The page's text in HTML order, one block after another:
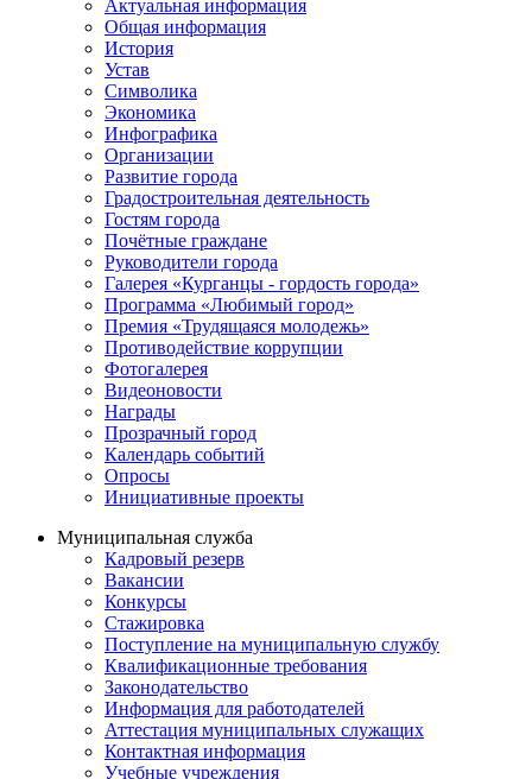
Актуальная информация
Общая информация
История
Устав
Символика
Экономика
Инфографика
Организации
Развитие города
Градостроительная деятельность
Гостям города
Почётные граждане
Руководители города
Галерея «Курганцы - гордость города»
Программа «Любимый город»
Премия «Трудящаяся молодежь»
Противодействие коррупции
Фотогалерея
Видеоновости
Награды
Прозрачный город
Календарь событий
Опросы
Инициативные проекты
Муниципальная служба
Кадровый резерв
Вакансии
Конкурсы
Стажировка
Поступление на муниципальную службу
Квалификационные требования
Законодательство
Информация для работодателей
Аттестация муниципальных служащих
Контактная информация
Учебные учреждения